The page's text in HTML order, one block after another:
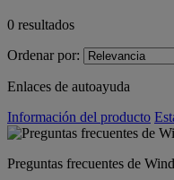
0 resultados
Ordenar por:
Enlaces de autoayuda
Información del producto
Preguntas frecuentes de